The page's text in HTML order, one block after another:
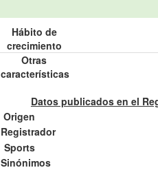
Hábito de
crecimiento
Otras
características
Datos publicados en el
Origen
Registrador
Sports
Sinónimos